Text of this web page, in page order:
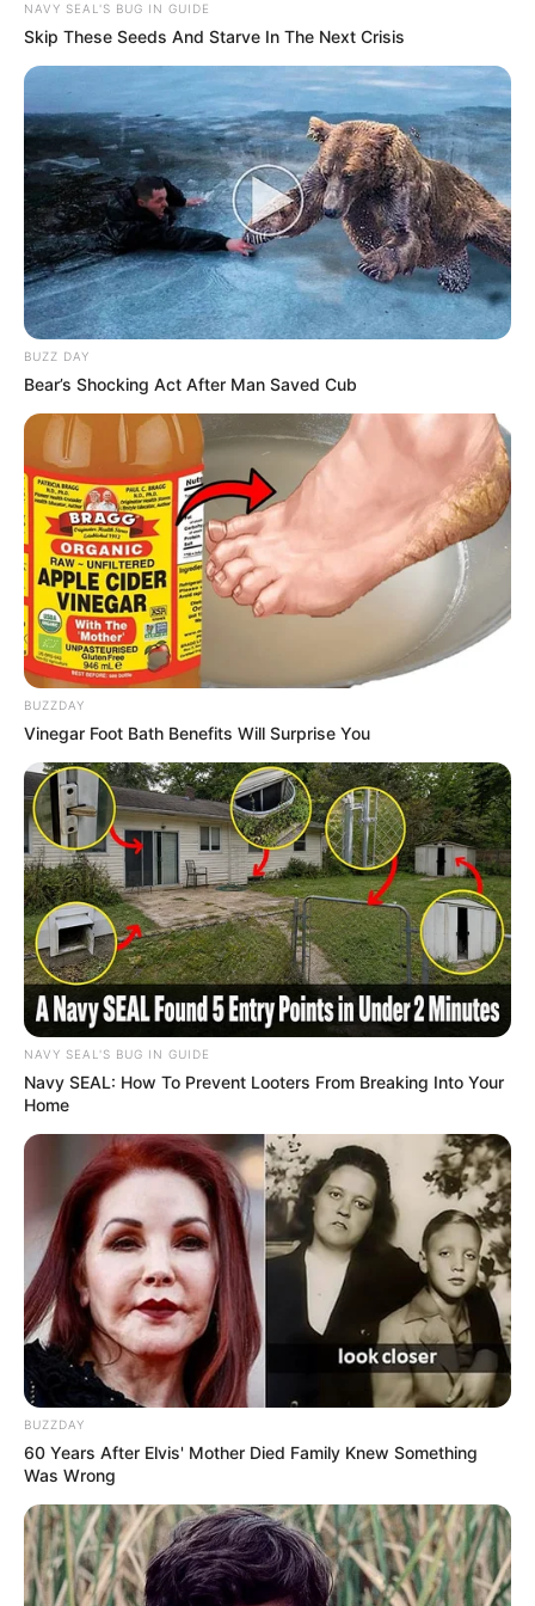
NAVY SEAL'S BUG IN GUIDE
Skip These Seeds And Starve In The Next Crisis
BUZZ DAY
Bear’s Shocking Act After Man Saved Cub
BUZZDAY
Vinegar Foot Bath Benefits Will Surprise You
NAVY SEAL'S BUG IN GUIDE
Navy SEAL: How To Prevent Looters From Breaking Into Your
Home
BUZZDAY
60 Years After Elvis' Mother Died Family Knew Something
Was Wrong